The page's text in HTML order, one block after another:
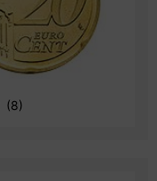
(8)